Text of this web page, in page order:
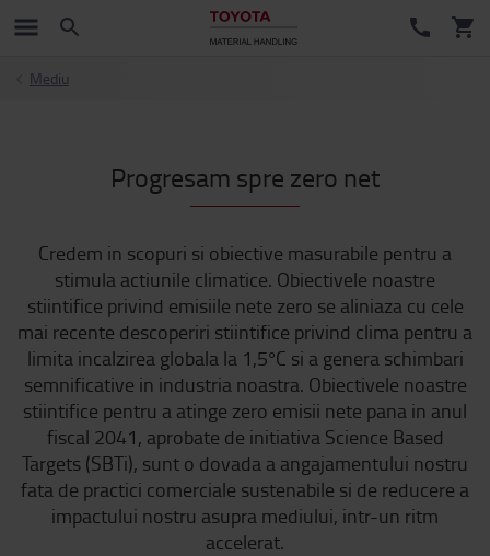
Mediu
Progresam spre zero net
Credem in scopuri si obiective masurabile pentru a
stimula actiunile climatice. Obiectivele noastre
stiintifice privind emisiile nete zero se aliniaza cu cele
mai recente descoperiri stiintifice privind clima pentru a
limita incalzirea globala la 1,5°C si a genera schimbari
semnificative in industria noastra. Obiectivele noastre
stiintifice pentru a atinge zero emisii nete pana in anul
fiscal 2041, aprobate de initiativa Science Based
Targets (SBTi), sunt o dovada a angajamentului nostru
fata de practici comerciale sustenabile si de reducere a
impactului nostru asupra mediului, intr-un ritm
accelerat.